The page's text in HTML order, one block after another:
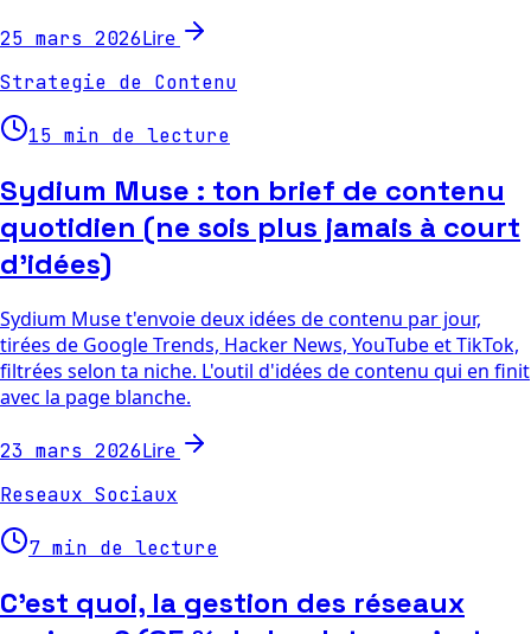
25 mars 2026Lire
Strategie de Contenu
15 min de lecture
Sydium Muse : ton brief de contenu
quotidien (ne sois plus jamais à court
d'idées)
Sydium Muse t'envoie deux idées de contenu par jour,
tirées de Google Trends, Hacker News, YouTube et TikTok,
filtrées selon ta niche. L'outil d'idées de contenu qui en finit
avec la page blanche.
23 mars 2026Lire
Reseaux Sociaux
7 min de lecture
C'est quoi, la gestion des réseaux